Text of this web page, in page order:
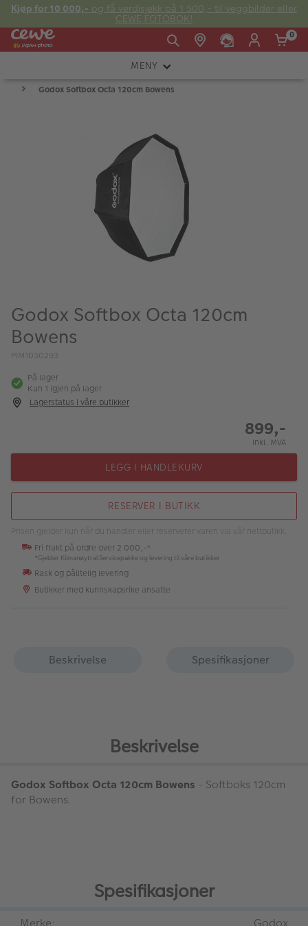
Kjøp for 10 000,- og få verdisjekk på 1 500,- til veggbilder eller
CEWE FOTOBOK!
Fre:
20:00
E-post:
kundeservice@japanphoto.no
0
MENY
KAMERA
ALBUM
Kampanjer
Merker
Lagersalg
Godox Softbox Octa 120cm Bowens
Godox Softbox Octa 120cm
Bowens
PIM1030293
På lager
Kun 1 igjen på lager
Lagerstatus i våre butikker
899,-
Inkl. MVA
LEGG I HANDLEKURV
RESERVER I BUTIKK
Prisen gjelder kun når du handler eller reserverer varen via vår nettbutikk.
Fri frakt på ordre over 2 000,-*
*Gjelder Klimanøytral Servicepakke og levering til våre butikker
Rask og pålitelig levering
Butikker med kunnskapsrike ansatte
Beskrivelse Spesifikasjoner
Beskrivelse
Godox Softbox Octa 120cm Bowens - Softboks 120cm
for Bowens.
Spesifikasjoner
Merke: Godox